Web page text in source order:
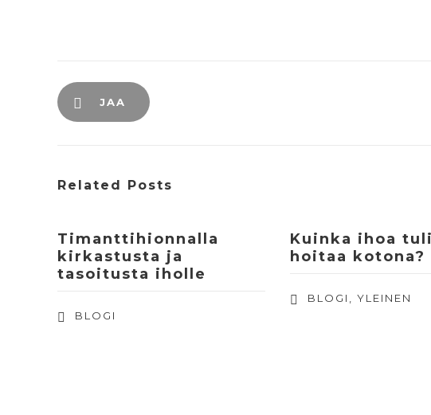
JAA
Related Posts
Timanttihionnalla
kirkastusta ja
tasoitusta iholle
BLOGI
Kuinka ihoa
hoitaa kotona?
BLOGI ,YLEINEN